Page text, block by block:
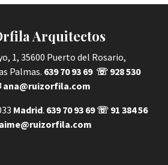
Arquitectos
1, 35600 Puerto del Rosario,
Palmas. 639 70 93 69 ☏ 928 530
ana@ruizorfila.com
Madrid. 639 70 93 69 ☏ 91 384 56